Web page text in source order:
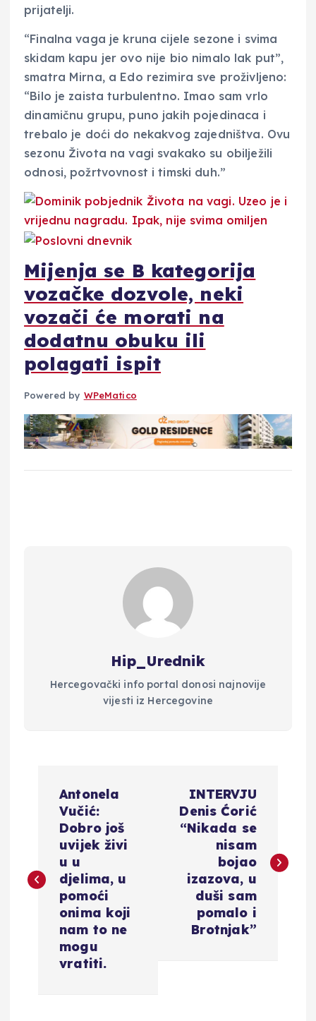
prijatelji.
“Finalna vaga je kruna cijele sezone i svima
skidam kapu jer ovo nije bio nimalo lak put”,
smatra Mirna, a Edo rezimira sve proživljeno:
“Bilo je zaista turbulentno. Imao sam vrlo
dinamičnu grupu, puno jakih pojedinaca i
trebalo je doći do nekakvog zajedništva. Ovu
sezonu Života na vagi svakako su obilježili
odnosi, požrtvovnost i timski duh.”
Mijenja se B kategorija
vozačke dozvole, neki
vozači će morati na
dodatnu obuku ili
polagati ispit
Powered by WPeMatico
Hip_Urednik
Hercegovački info portal donosi najnovije
vijesti iz Hercegovine
i
Antonela
Vučić:
Dobro još
uvijek živi
u u
djelima, u
pomoći
onima koji
nam to ne
mogu
vratiti.
INTERVJU
Denis Ćorić
“Nikada se
nisam
bojao
izazova, u
duši sam
pomalo i
Brotnjak”